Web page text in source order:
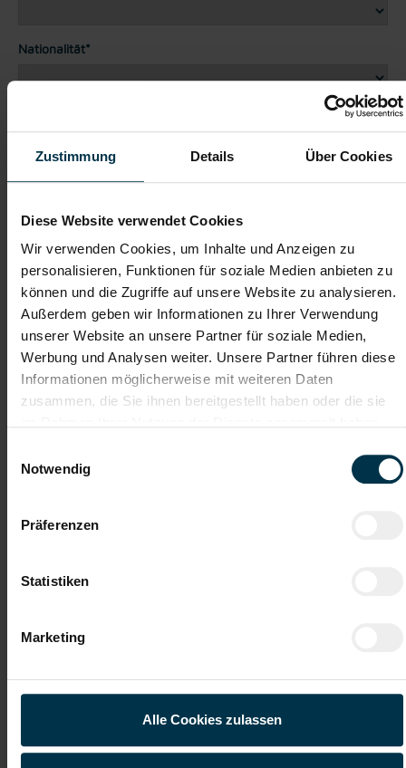
Zustimmung Details Über Cookies
Diese Website verwendet Cookies
Wir verwenden Cookies, um Inhalte und Anzeigen zu
personalisieren, Funktionen für soziale Medien anbieten zu
können und die Zugriffe auf unsere Website zu analysieren.
Außerdem geben wir Informationen zu Ihrer Verwendung
unserer Website an unsere Partner für soziale Medien,
Werbung und Analysen weiter. Unsere Partner führen diese
Informationen möglicherweise mit weiteren Daten
zusammen, die Sie ihnen bereitgestellt haben oder die sie
Notwendig
Präferenzen
Statistiken
Marketing
Alle Cookies zulassen
Nationalität*
Dateianhänge (max. 30MB gesamt - Bilder, Word oder PDF)
Bewerbungsschreiben
Empfehlungschreiben / Zeugnisse
Datei 5
und willige ein, dass meine personenbezogenen Daten im
Rahmen meiner Initiativbewerbung für die Dauer von drei
Jahren verarbeitet werden dürfen.*